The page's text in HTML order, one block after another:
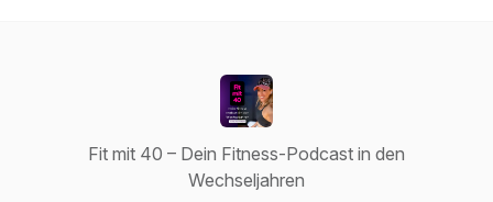
Fit mit 40 – Dein Fitness-Podcast in den
Wechseljahren